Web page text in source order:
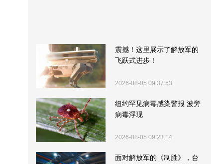
震撼！这里展示了解放军的
飞跃式进步！
2026-08-05 09:37:53
纽约罕见病毒感染警报 波旁
病毒浮现
2026-08-05 09:23:14
面对解放军的《制胜》，台